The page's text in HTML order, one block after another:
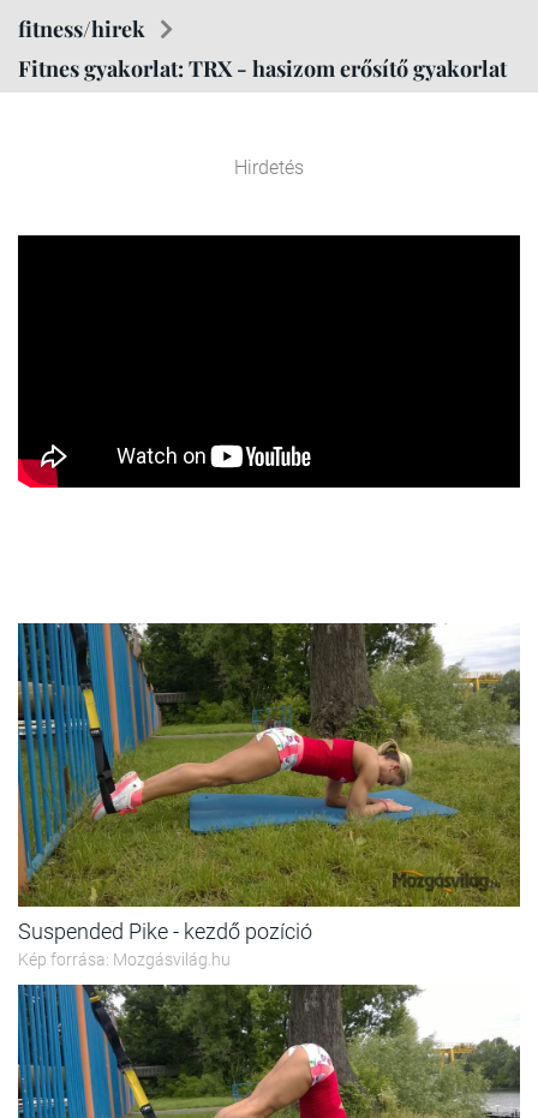
fitness/hirek
Fitnes gyakorlat: TRX - hasizom erősítő gyakorlat
Hirdetés
Suspended Pike - kezdő pozíció
Kép forrása: Mozgásvilág.hu